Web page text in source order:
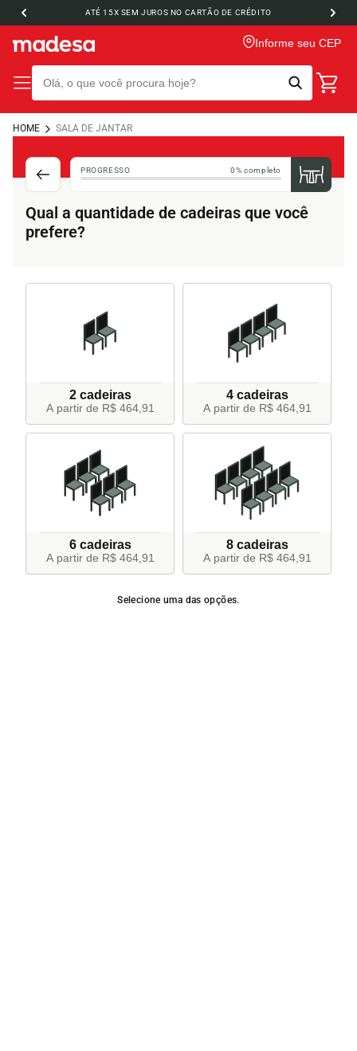
ATÉ 15X SEM JUROS NO CARTÃO DE CRÉDITO
Informe seu CEP
HOME SALA DE JANTAR
PROGRESSO 0% completo
Qual a quantidade de cadeiras que você
prefere?
2 cadeiras
A partir de R$ 464,91
4 cadeiras
A partir de R$ 464,91
6 cadeiras
A partir de R$ 464,91
8 cadeiras
A partir de R$ 464,91
Selecione uma das opções.